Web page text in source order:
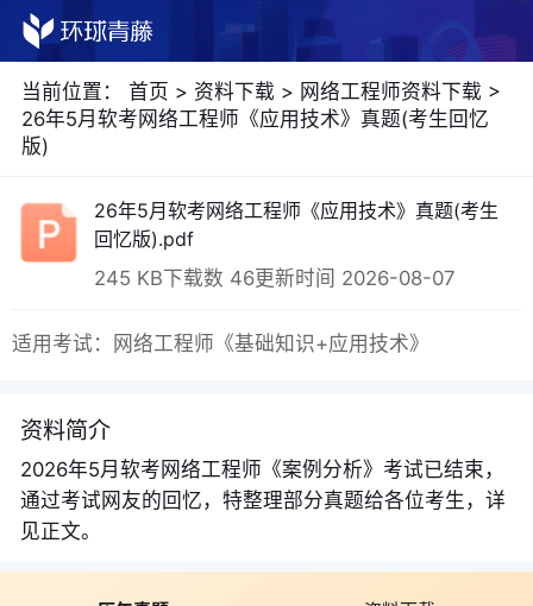
当前位置： 首页 > 资料下载 > 网络工程师资料下载 >
26年5月软考网络工程师《应用技术》真题(考生回忆
版)
26年5月软考网络工程师《应用技术》真题(考生
回忆版).pdf
245 KB下载数 46更新时间 2026-08-07
适用考试：网络工程师《基础知识+应用技术》
资料简介
2026年5月软考网络工程师《案例分析》考试已结束，
通过考试网友的回忆，特整理部分真题给各位考生，详
见正文。